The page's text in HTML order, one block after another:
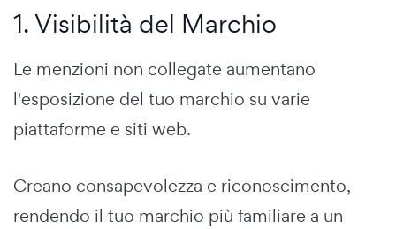
1. Visibilità del Marchio
Le menzioni non collegate aumentano
l'esposizione del tuo marchio su varie
piattaforme e siti web.
Creano consapevolezza e riconoscimento,
rendendo il tuo marchio più familiare a un